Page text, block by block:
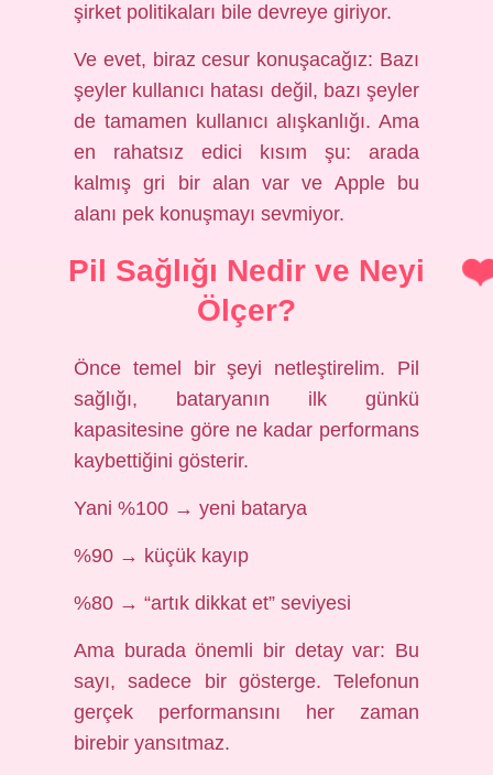
şirket politikaları bile devreye giriyor.
Ve evet, biraz cesur konuşacağız: Bazı
şeyler kullanıcı hatası değil, bazı şeyler
de tamamen kullanıcı alışkanlığı. Ama
en rahatsız edici kısım şu: arada
kalmış gri bir alan var ve Apple bu
alanı pek konuşmayı sevmiyor.
Pil Sağlığı Nedir ve Neyi
Ölçer?
Önce temel bir şeyi netleştirelim. Pil
sağlığı, bataryanın ilk günkü
kapasitesine göre ne kadar performans
kaybettiğini gösterir.
Yani %100 → yeni batarya
%90 → küçük kayıp
%80 → “artık dikkat et” seviyesi
Ama burada önemli bir detay var: Bu
sayı, sadece bir gösterge. Telefonun
gerçek performansını her zaman
birebir yansıtmaz.